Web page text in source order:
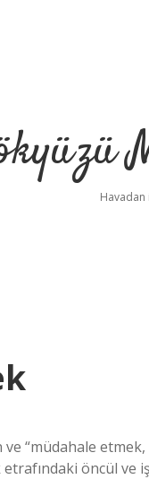
Havadan
“müdahale
öncül